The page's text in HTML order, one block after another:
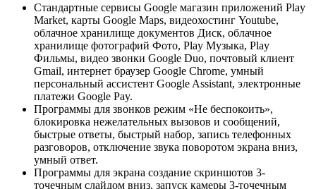
Стандартные сервисы Google магазин приложений Play
Market, карты Google Maps, видеохостинг Youtube,
облачное хранилище документов Диск, облачное
хранилище фотографий Фото, Play Музыка, Play
Фильмы, видео звонки Google Duo, почтовый клиент
Gmail, интернет браузер Google Chrome, умный
персональный ассистент Google Assistant, электронные
платежи Google Pay.
Программы для звонков режим «Не беспокоить»,
блокировка нежелательных вызовов и сообщений,
быстрые ответы, быстрый набор, запись телефонных
разговоров, отключение звука поворотом экрана вниз,
умный ответ.
Программы для экрана создание скриншотов 3-
точечным слайдом вниз, запуск камеры 3-точечным